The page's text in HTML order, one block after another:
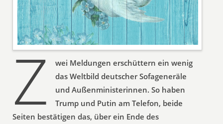
Z
wei Meldungen erschüttern ein wenig
das Weltbild deutscher Sofageneräle
und Außenministerinnen. So haben
Trump und Putin am Telefon, beide
Seiten bestätigen das, über ein Ende des